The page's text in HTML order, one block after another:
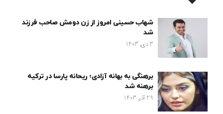
شهاب حسینی امروز از زن دومش صاحب فرزند
شد
3 دی, 1403
برهنگی به بهانه آزادی؛ ریحانه پارسا در ترکیه
برهنه شد
29 آذر, 1403